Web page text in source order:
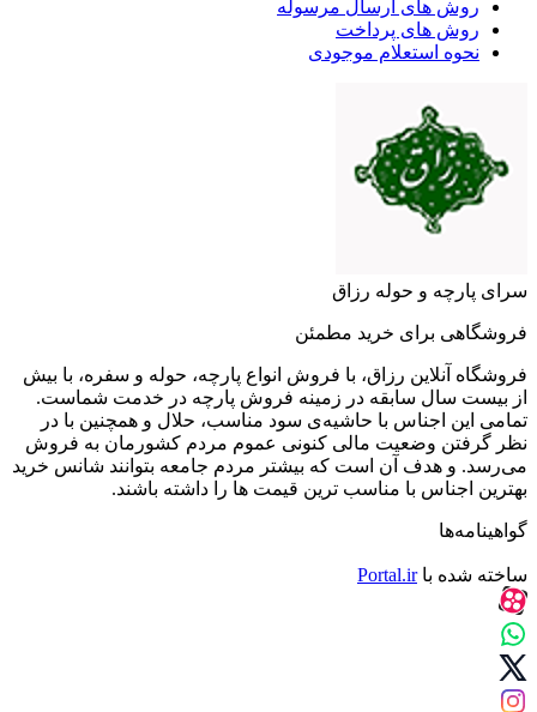
روش های ارسال مرسوله
روش های پرداخت
نحوه استعلام موجودی
سرای پارچه و حوله رزاق
فروشگاهی برای خرید مطمئن
فروشگاه آنلاین رزاق، با فروش انواع پارچه، حوله و سفره، با بیش
از بیست سال سابقه در زمینه فروش پارچه در خدمت شماست.
تمامی این اجناس با حاشیه‌ی سود مناسب، حلال و همچنین با در
نظر گرفتن وضعیت مالی کنونی عموم مردم کشورمان به فروش
می‌رسد. و هدف آن است که بیشتر مردم جامعه بتوانند شانس خرید
بهترین اجناس با مناسب ترین قیمت ها را داشته باشند.
گواهینامه‌ها
ساخته شده باPortal.ir